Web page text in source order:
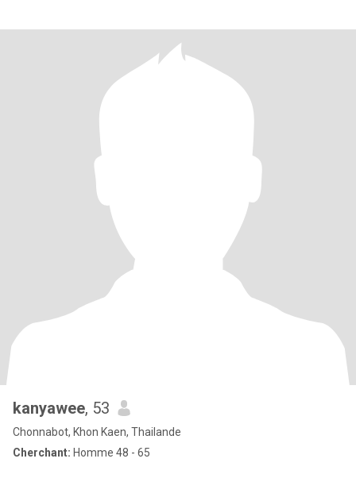
kanyawee, 53
Chonnabot, Khon Kaen, Thailande
Cherchant: Homme 48 - 65